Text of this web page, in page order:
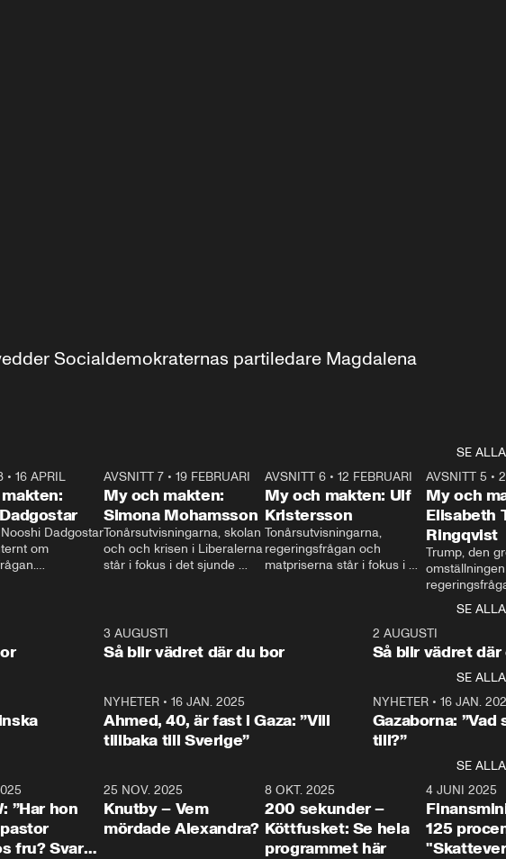
Socialdemokraternas partiledare Magdalena
SE ALLA
• 16 APRIL
Dadgostar
om
i val. Ska vi
sitter vi förstås
24:30
AVSNITT 7• 19 FEBRUARI
My och makten:
Simona Mohamsson
Tonårsutvisningarna, skolan
och och krisen i Liberalerna
står i fokus i det sjunde
kommentator My
Rohwedder ställer
utbildnings- och
Mohamsson till svars.
27:30
AVSNITT 6 •12 FEBRUARI
My och makten: Ulf
Kristersson
Tonårsutvisningarna,
regeringsfrågan och
matpriserna står i fokus i
Rohwedder ställer
statsminister Ulf Kristersson
AVSNITT 5 •
My och
Elisabeth
Ringqvist
Trump, den
centrum i
avsnittet av
Makten”. Se
Aftonbladets
Rohwedder
Thand Ring
SE ALLA
3 AUGUSTI
Så blir vädret där du bor
2 AUGUSTI
Så blir vädret där
SE ALLA
NYHETER• 16 JAN. 2025
Ahmed, 40, är fast i Gaza: ”Vill
tillbaka till Sverige”
NYHETER• 16 JAN.
Gazaborna:
till?”
SE ALLA
”Har hon
fru? Svar
31:05
25 NOV. 2025
Knutby – Vem
mördade Alexandra?
4:29
8 OKT. 2025
200 sekunder –
Köttfusket: Se hela
programmet här
4 JUNI 2025
125